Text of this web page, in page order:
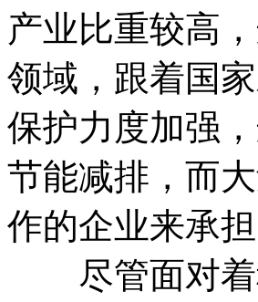
产业比重较高
领域，跟着国
保护力度加强
节能减排，而
作的企业来承担
尽管面对着